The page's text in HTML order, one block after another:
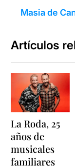
Masia de
Artículos
La Roda, 25
años de
musicales
familiares